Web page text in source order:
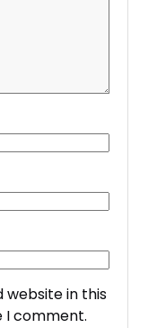
website in this
I comment.